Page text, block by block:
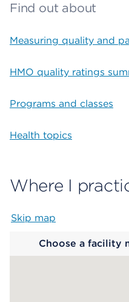
Find out about
Measuring quality and
HMO quality ratings
Programs and classes
Health topics
Where I
Skip map
Choose a facility